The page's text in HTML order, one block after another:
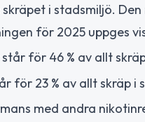
i stadsmiljö.
för 2025 uppges
för 46 % av allt
för 23 % av allt skräp i
med andra